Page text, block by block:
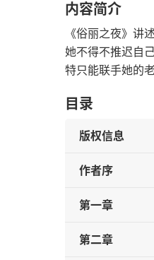
内容简介
《俗丽之夜》讲
她不得不推迟自
特只能联手她的
目录
版权信息
作者序
第一章
第二章